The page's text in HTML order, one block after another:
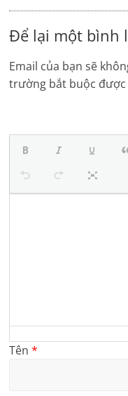
Để lại một bình
Email của bạn sẽ
trường bắt buộc
Tên*